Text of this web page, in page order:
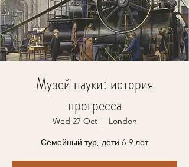
Музей науки: история
прогресса
Wed 27 Oct
  |
London
Семейный тур, дети 6-9 лет